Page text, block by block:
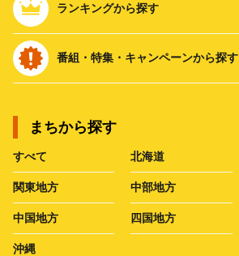
ランキングから探す
番組・特集・キャンペーンから探す
まちから探す
すべて 北海道
関東地方 中部地方
中国地方 四国地方
沖縄